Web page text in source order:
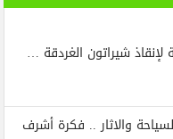
لإنقاذ شيراتون الغردقة …
والاثار .. فكرة أشرف